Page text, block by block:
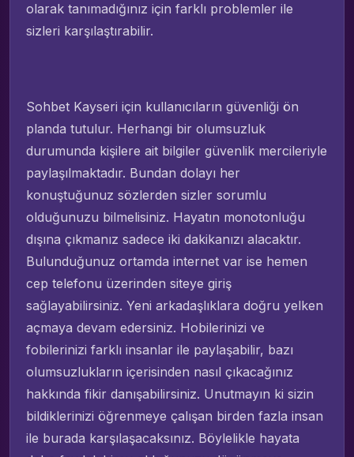
olarak tanımadığınız için farklı problemler ile
sizleri karşılaştırabilir.
Sohbet Kayseri için kullanıcıların güvenliği ön
planda tutulur. Herhangi bir olumsuzluk
durumunda kişilere ait bilgiler güvenlik mercileriyle
paylaşılmaktadır. Bundan dolayı her
konuştuğunuz sözlerden sizler sorumlu
olduğunuzu bilmelisiniz. Hayatın monotonluğu
dışına çıkmanız sadece iki dakikanızı alacaktır.
Bulunduğunuz ortamda internet var ise hemen
cep telefonu üzerinden siteye giriş
sağlayabilirsiniz. Yeni arkadaşlıklara doğru yelken
açmaya devam edersiniz. Hobilerinizi ve
fobilerinizi farklı insanlar ile paylaşabilir, bazı
olumsuzlukların içerisinden nasıl çıkacağınız
hakkında fikir danışabilirsiniz. Unutmayın ki sizin
bildiklerinizi öğrenmeye çalışan birden fazla insan
ile burada karşılaşacaksınız. Böylelikle hayata